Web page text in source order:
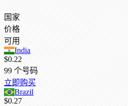
国家
价格
可用
India
$0.22
99 个号码
立即购买
Brazil
$0.27